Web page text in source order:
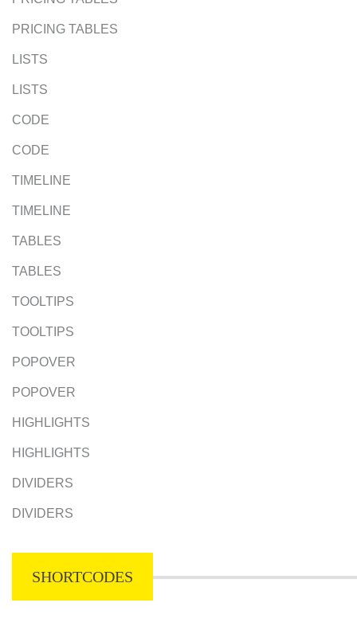
PRICING TABLES
LISTS
LISTS
CODE
CODE
TIMELINE
TIMELINE
TABLES
TABLES
TOOLTIPS
TOOLTIPS
POPOVER
POPOVER
HIGHLIGHTS
HIGHLIGHTS
DIVIDERS
DIVIDERS
SHORTCODES